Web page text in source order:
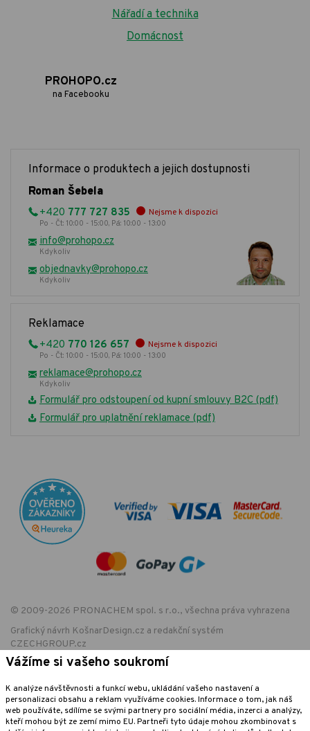
Nářadí a technika
Domácnost
PROHOPO.cz
na Facebooku
Informace o produktech a jejich dostupnosti
Roman Šebela
+420 777 727 835 Nejsme k dispozici
Po - Čt: 10:00 - 15:00, Pá: 10:00 - 13:00
info@prohopo.cz
Kdykoliv
objednavky@prohopo.cz
Kdykoliv
Reklamace
+420 770 126 657 Nejsme k dispozici
Po - Čt: 10:00 - 15:00, Pá: 10:00 - 13:00
reklamace@prohopo.cz
Kdykoliv
Formulář pro odstoupení od kupní smlouvy B2C (pdf)
Formulář pro uplatnění reklamace (pdf)
© 2009-2026 PRONACHEM spol. s r.o., všechna práva vyhrazena
Grafický návrh KošnarDesign.cz a redakční systém
CZECHGROUP.cz
EET - označení provozovny:
Podle zákona o evidenci tržeb je prodávající povinen vystavit kupujícímu
účtenku. Zároveň je povinen zaevidovat přijatou tržbu u správce daně
Vážíme si vašeho soukromí
K analýze návštěvnosti a funkcí webu, ukládání vašeho nastavení a
personalizaci obsahu a reklam využíváme cookies. Informace o tom, jak náš
web používáte, sdílíme se svými partnery pro sociální média, inzerci a analýzy,
kteří mohou být ze zemí mimo EU. Partneři tyto údaje mohou zkombinovat s